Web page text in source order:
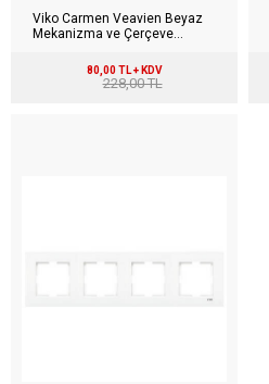
Viko Carmen Veavien Beyaz
Mekanizma ve Çerçeve
80,00 TL + KDV
228,00 TL